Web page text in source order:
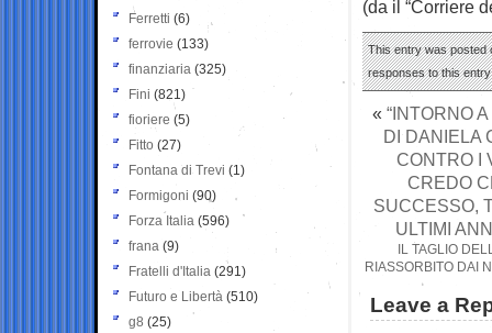
(da il “Corriere
This entry was posted
responses to this
« “INTORNO
DI DANIELA
CONTRO I
CREDO
SUCCESSO,
ULTIMI
IL TAGLIO
RIASSORBITO DAI
Leave a
Ferretti (6)
ferrovie (133)
finanziaria (325)
Fini (821)
fioriere (5)
Fitto (27)
Fontana di Trevi (1)
Formigoni (90)
Forza Italia (596)
frana (9)
Fratelli d'Italia (291)
Futuro e Libertà (510)
g8 (25)